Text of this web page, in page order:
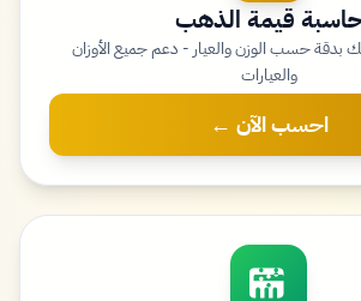
قيمة الذهب
حسب الوزن والعيار - دعم جميع الأوزان
والعيارات
احسب الآن ←